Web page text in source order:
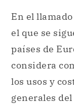
En el llamado
el que se
países de
considera
los usos y
generales